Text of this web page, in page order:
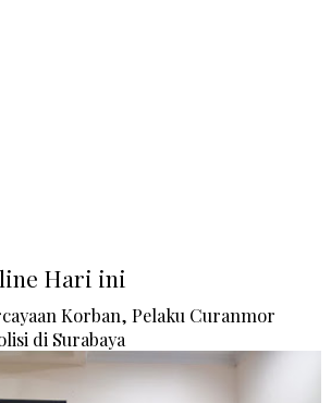
Hari ini
Korban, Pelaku Curanmor
di Surabaya